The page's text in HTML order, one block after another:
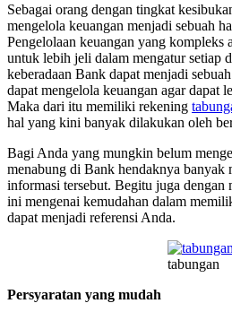
Sebagai orang dengan tingkat
mengelola keuangan menjadi sebuah
Pengelolaan keuangan yang kompleks
untuk lebih jeli dalam mengatur setiap
keberadaan Bank dapat menjadi
dapat mengelola keuangan agar dapat
Maka dari itu memiliki rekening
hal yang kini banyak dilakukan oleh
Bagi Anda yang mungkin belum
menabung di Bank hendaknya banyak
informasi tersebut. Begitu juga
ini mengenai kemudahan dalam
dapat menjadi referensi Anda.
tabungan
Persyaratan yang mudah